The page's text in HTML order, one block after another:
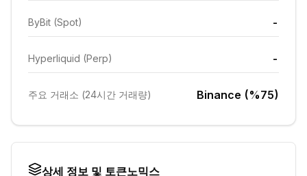
ByBit (Spot) -
Hyperliquid (Perp) -
주요 거래소 (24시간 거래량) Binance (%75)
상세 정보 및 토큰노믹스